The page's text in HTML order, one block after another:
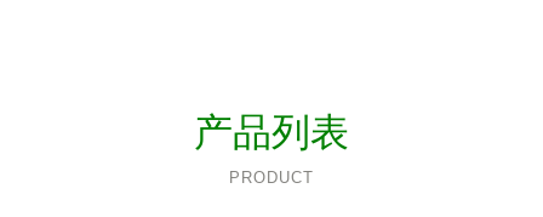
产品列表
PRODUCT